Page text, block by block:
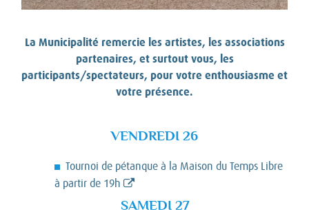
La Municipalité remercie les artistes, les associations
partenaires, et surtout vous, les
participants/spectateurs, pour votre enthousiasme et
votre présence.
VENDREDI 26
Tournoi de pétanque à la Maison du Temps Libre
à partir de 19h
SAMEDI 27